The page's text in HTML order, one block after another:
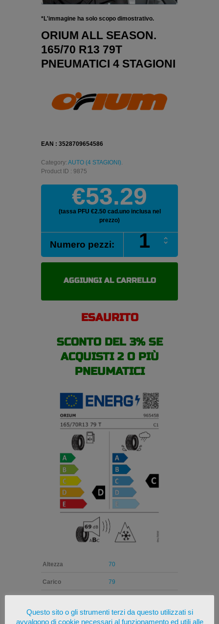
*L'immagine ha solo scopo dimostrativo.
ORIUM ALL SEASON.
165/70 R13 79T
PNEUMATICI 4 STAGIONI
EAN : 3528709654586
Category: AUTO (4 STAGIONI).
Product ID : 9875
€53.29
(tassa PFU €2.50 cad.uno inclusa nel
prezzo)
Numero pezzi:
ORIUM
SEASON.
R13
stagioni
AGGIUNGI AL CARRELLO
ESAURITO
SCONTO DEL 3% SE
ACQUISTI 2 O PIÙ
PNEUMATICI
Altezza 70
Carico 79
Questo sito o gli strumenti terzi da questo utilizzati si
avvalgono di cookie necessari al funzionamento ed utili alle